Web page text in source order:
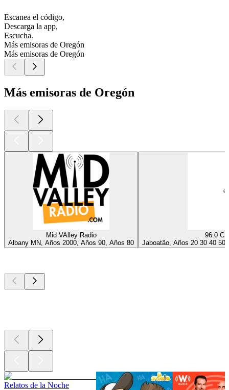
Escanea el código,
Descarga la app,
Escucha.
Más emisoras de Oregón
Más emisoras de Oregón
Más emisoras de Oregón
Mid VAlley Radio
Albany MN, Años 2000, Años 90, Años 80
96.0
Jaboatão, Años 20 30 40
Relatos de la Noche